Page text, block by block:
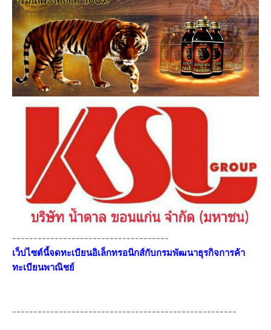
-------------------------------------
เว็ปไซต์นี้จดทะเบียนอิเล็กทรอนิกส์กับกรมพัฒนาธุรกิจการค้า
ทะเบียนพาณิชย์
-----------------------------------------------------